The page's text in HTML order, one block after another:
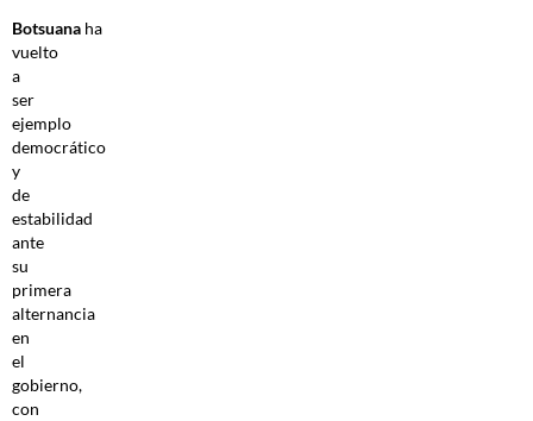
Botsuana ha
vuelto
a
ser
ejemplo
democrático
y
de
estabilidad
ante
su
primera
alternancia
en
el
gobierno,
con